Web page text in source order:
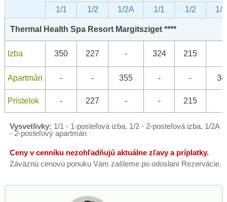
1/1
1/2 1/2A 1/1 1/2 1/
Thermal Health Spa Resort Margitsziget ****
Izba 350 227 - 324 215
Apartmán - - 355 - -
Prístelok - 227 - - 215
Vysvetlivky: 1/1 - 1-posteľová izba, 1/2 - 2-posteľová izba, 1/2A
- 2-posteľový apartmán
Ceny v cenníku nezohľadňujú aktuálne zľavy a príplatky.
Záväznú cenovú ponuku Vám zašleme po odoslaní Rezervácie.